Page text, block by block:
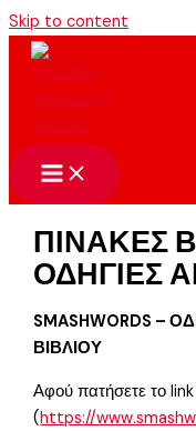
Skip to content
ΠΙΝΑΚΕΣ
ΟΔΗΓΙΕΣ
SMASHWORDS –
ΒΙΒΛΙΟΥ
Αφού πατήσετε το link
(https://